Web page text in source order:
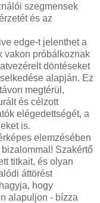
szegmensek
és az
edge-t jelenthet a
vakon próbálkoznak
döntéseket
alapján. Ez
megtérül,
és célzott
elégedettségét, a
is.
elemzésében
Szakértő
titkait, és olyan
áttörést
hogy
alapuljon - bízza